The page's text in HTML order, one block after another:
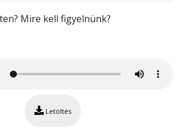
Mire kell figyelnünk?
Letöltés